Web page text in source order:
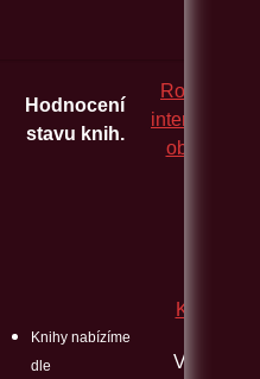
Hodnocení
stavu knih.
Rozcestník
obchodů.
Knihy nabízíme
dle
Kontakt
Veškeré